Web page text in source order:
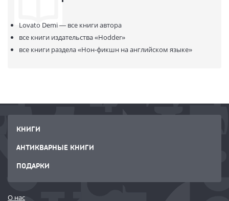
Lovato Demi — все книги автора
все книги издательства«Hodder»
все книги раздела«Нон-фикшн на английском языке»
КНИГИ
АНТИКВАРНЫЕ КНИГИ
ПОДАРКИ
О нас